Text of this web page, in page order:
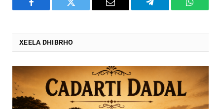
Facebook Twitter Email Telegram
XEELA DHIBRHO